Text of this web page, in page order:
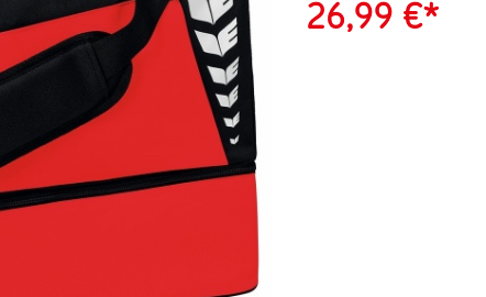
26,99 €*